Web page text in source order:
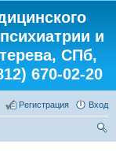
и
СПб,
670-02-20
Вход
Регистрация